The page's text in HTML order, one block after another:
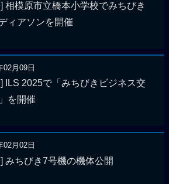
相模原市立橋本小学校でみちびき
ィアソンを開催
02月09日
ILS 2025で「みちびきビジネス交
を開催
02月02日
みちびき7号機の機体公開